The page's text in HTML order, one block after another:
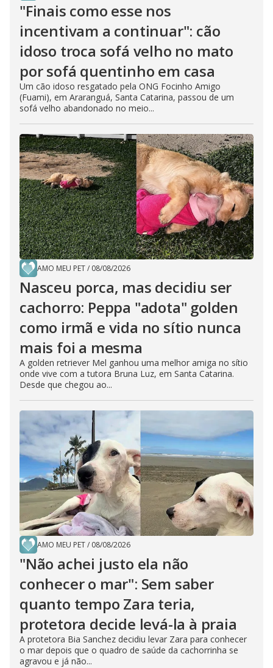
"Finais como esse nos
incentivam a continuar": cão
idoso troca sofá velho no mato
por sofá quentinho em casa
Um cão idoso resgatado pela ONG Focinho Amigo
(Fuami), em Araranguá, Santa Catarina, passou de um
sofá velho abandonado no meio...
AMO MEU PET/ 08/08/2026
Nasceu porca, mas decidiu ser
cachorro: Peppa "adota" golden
como irmã e vida no sítio nunca
mais foi a mesma
A golden retriever Mel ganhou uma melhor amiga no sítio
onde vive com a tutora Bruna Luz, em Santa Catarina.
Desde que chegou ao...
AMO MEU PET/ 08/08/2026
"Não achei justo ela não
conhecer o mar": Sem saber
quanto tempo Zara teria,
protetora decide levá-la à praia
A protetora Bia Sanchez decidiu levar Zara para conhecer
o mar depois que o quadro de saúde da cachorrinha se
agravou e já não...